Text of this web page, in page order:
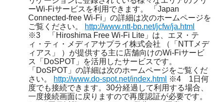
ーWi-Fiサービスを利用できます。 「Japan
Connected-free Wi-Fi」の詳細は次のホームページを
ご覧ください。 http://www.ntt-bp.net/jcfw/ja.html
※3 「Hiroshima Free Wi-Fi Lite」は、エヌ・テ
ィ・ティ・メディアサプライ株式会社 （「NTTメデ
ィアス」 ）が提供する主に店舗向けのWi-Fiサービ
ス「DoSPOT」を活用したサービスです。
「DoSPOT」の詳細は次のホームページをご覧くだ
さい。 http://www.do-spot.net/index.html ※4 1日何
度でも接続できます。30分経過して利用する場合、
一度接続画面に戻りますので再度認証が必要です。